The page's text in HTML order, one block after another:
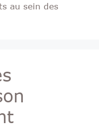
au sein des